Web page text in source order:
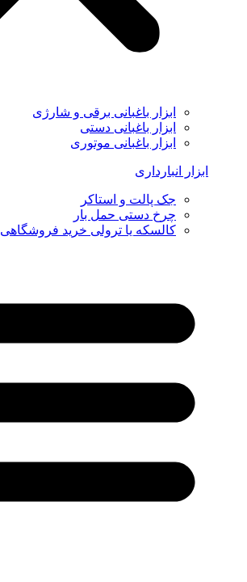
ابزار باغبانی برقی و شارژی
ابزار باغبانی دستی
ابزار باغبانی موتوری
ابزار انبارداری
جک پالت و استاکر
چرخ دستی حمل بار
کالسکه یا ترولی خرید فروشگاهی